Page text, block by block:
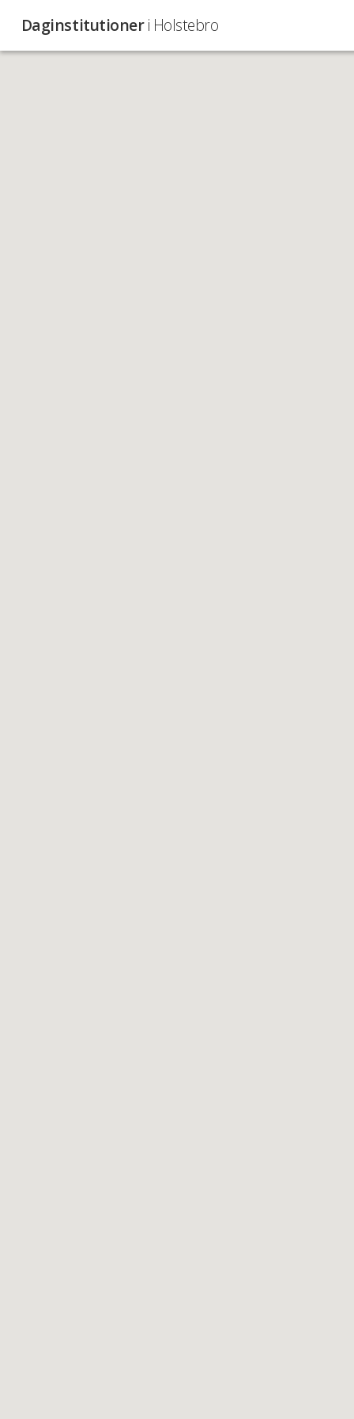
Daginstitutioneri Holstebro